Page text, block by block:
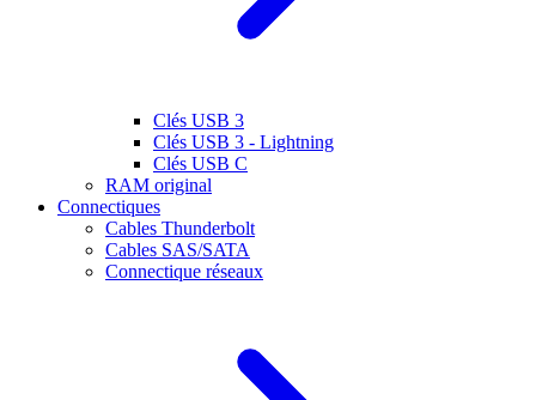
Clés USB 3
Clés USB 3 - Lightning
Clés USB C
RAM original
Connectiques
Cables Thunderbolt
Cables SAS/SATA
Connectique réseaux